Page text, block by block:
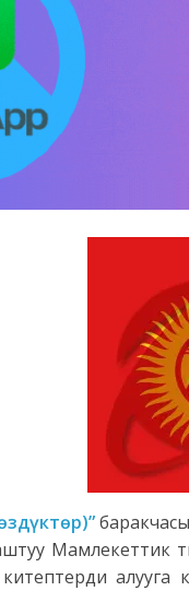
Мамлекеттик